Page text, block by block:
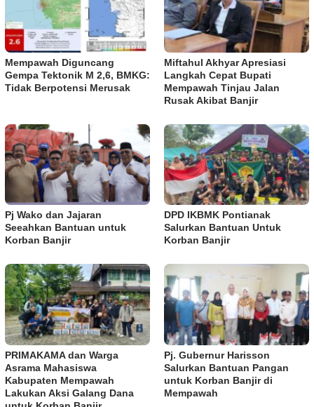
Mempawah Diguncang
Gempa Tektonik M 2,6, BMKG:
Tidak Berpotensi Merusak
Miftahul Akhyar Apresiasi
Langkah Cepat Bupati
Mempawah Tinjau Jalan
Rusak Akibat Banjir
Pj Wako dan Jajaran
Seeahkan Bantuan untuk
Korban Banjir
DPD IKBMK Pontianak
Salurkan Bantuan Untuk
Korban Banjir
PRIMAKAMA dan Warga
Asrama Mahasiswa
Kabupaten Mempawah
Lakukan Aksi Galang Dana
Pj. Gubernur Harisson
Salurkan Bantuan Pangan
untuk Korban Banjir di
Mempawah